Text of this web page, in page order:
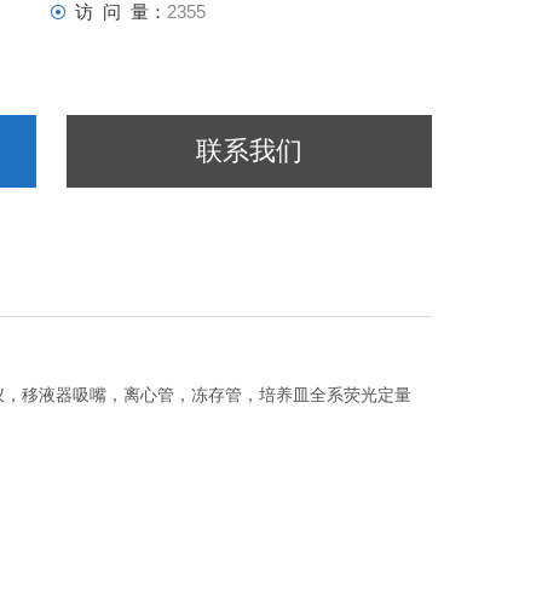
访 问 量： 2355
联系我们
移液器吸嘴，离心管，冻存管，培养皿全系荧光定量